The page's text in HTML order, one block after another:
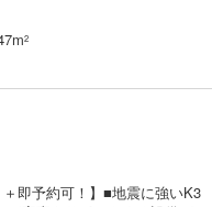
2
即予約可！】■地震に強いK3